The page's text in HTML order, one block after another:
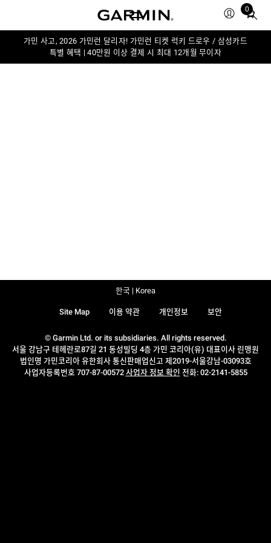
0
Total
in
가민 사고, 2026 가민런 달리자! 가민런 티켓 럭키 드로우 / 삼성카드
특별 혜택 | 40만원 이상 결제 시 최대 12개월 무이자
© Garmin Ltd. or its subsidiaries. All rights reserved.
서울 강남구 테헤란로87길 21 동성빌딩 4층 가민 코리아(유) 대표이사 린맹원
법인명 가민코리아 유한회사 통신판매업신고 제2019-서울강남-03093호
사업자등록번호 707-87-00572 사업자 정보 확인 전화: 02-2141-5855
Site Map 이용 약관 개인정보 보안
한국 | Korea